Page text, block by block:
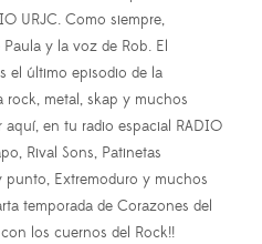
URJC. Como siempre,
y la voz de Rob. El
el último episodio de la
rock, metal, skap y muchos
en tu radio espacial RADIO
Rival Sons, Patinetas
punto, Extremoduro y muchos
temporada de Corazones del
con los cuernos del Rock!!